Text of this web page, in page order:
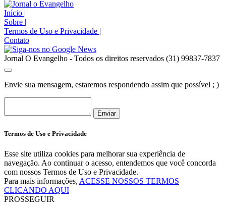
Início |
Sobre |
Termos de Uso e Privacidade |
Contato
Jornal O Evangelho - Todos os direitos reservados (31) 99837-7837
Envie sua mensagem, estaremos respondendo assim que possível ; )
Enviar
Termos de Uso e Privacidade
Esse site utiliza cookies para melhorar sua experiência de
navegação. Ao continuar o acesso, entendemos que você concorda
com nossos Termos de Uso e Privacidade.
Para mais informações, ACESSE NOSSOS TERMOS
CLICANDO AQUI
PROSSEGUIR